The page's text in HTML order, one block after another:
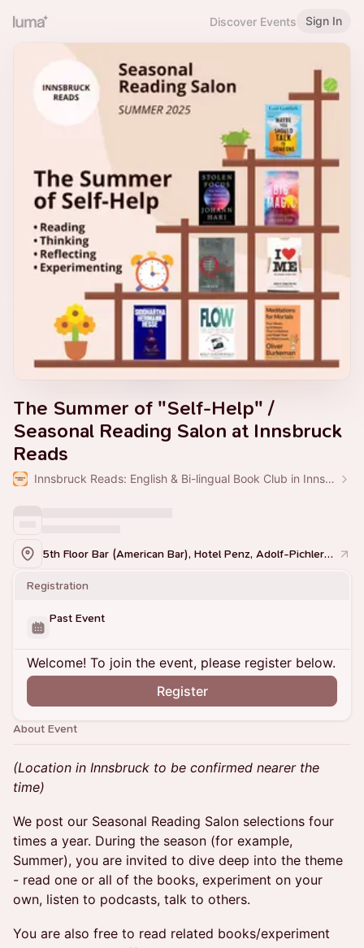
Discover Events Sign In
The Summer of "Self-Help" /
Seasonal Reading Salon at Innsbruck
Reads
Innsbruck Reads: English & Bi-lingual Book Club in Innsbruck
5th Floor Bar (American Bar), Hotel Penz, Adolf-Pichler-Platz 3, Innsbruck, 6020
Registration
Past Event
Welcome! To join the event, please register below.
Register
About Event
(Location in Innsbruck to be confirmed nearer the
time)
We post our Seasonal Reading Salon selections four
times a year. During the season (for example,
Summer), you are invited to dive deep into the theme
- read one or all of the books, experiment on your
own, listen to podcasts, talk to others.
You are also free to read related books/experiment